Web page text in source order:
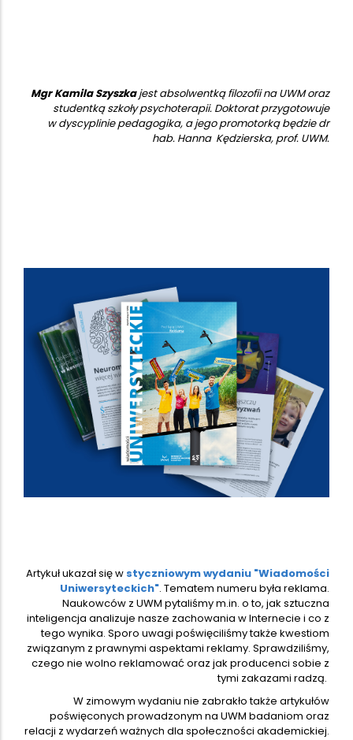
Mgr Kamila Szyszkajest absolwentką filozofii na UWM oraz
studentką szkoły psychoterapii. Doktorat przygotowuje
w dyscyplinie pedagogika, a jego promotorką będzie dr
hab. Hanna Kędzierska, prof. UWM.
Artykuł ukazał się w styczniowym wydaniu "Wiadomości
Uniwersyteckich". Tematem numeru była reklama.
Naukowców z UWM pytaliśmy m.in. o to, jak sztuczna
inteligencja analizuje nasze zachowania w Internecie i co z
tego wynika. Sporo uwagi poświęciliśmy także kwestiom
związanym z prawnymi aspektami reklamy. Sprawdziliśmy,
czego nie wolno reklamować oraz jak producenci sobie z
tymi zakazami radzą.
W zimowym wydaniu nie zabrakło także artykułów
poświęconych prowadzonym na UWM badaniom oraz
relacji z wydarzeń ważnych dla społeczności akademickiej.